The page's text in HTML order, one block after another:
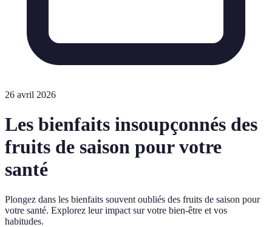
26 avril 2026
Les bienfaits insoupçonnés des
fruits de saison pour votre
santé
Plongez dans les bienfaits souvent oubliés des fruits de saison pour
votre santé. Explorez leur impact sur votre bien-être et vos
habitudes.